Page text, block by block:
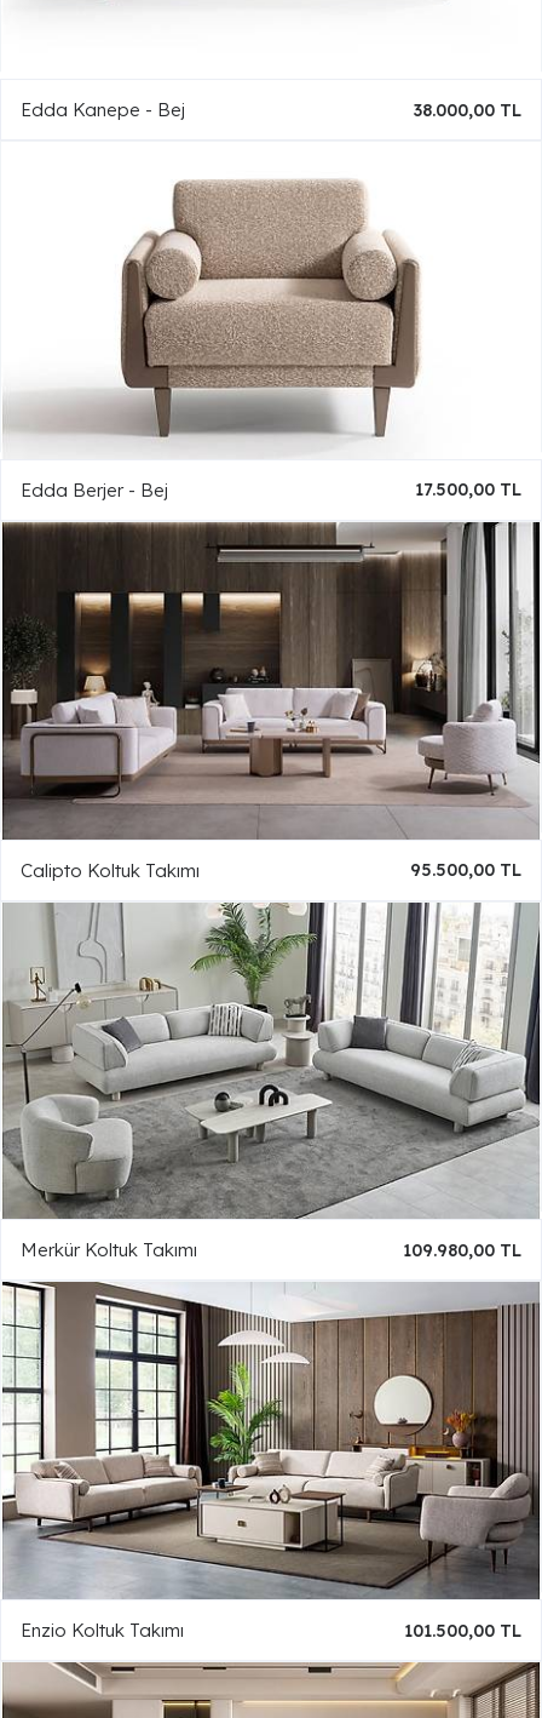
Edda Kanepe - Bej 38.000,00 TL
Edda Berjer - Bej 17.500,00 TL
Calipto Koltuk Takımı 95.500,00 TL
Merkür Koltuk Takımı 109.980,00 TL
Enzio Koltuk Takımı 101.500,00 TL